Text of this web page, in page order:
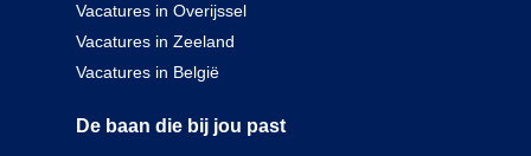
Vacatures in Overijssel
Vacatures in Zeeland
Vacatures in België
De baan die bij jou past